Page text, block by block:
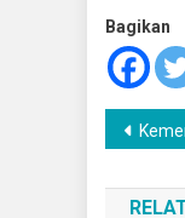
Bagikan
pos
Kemenangan